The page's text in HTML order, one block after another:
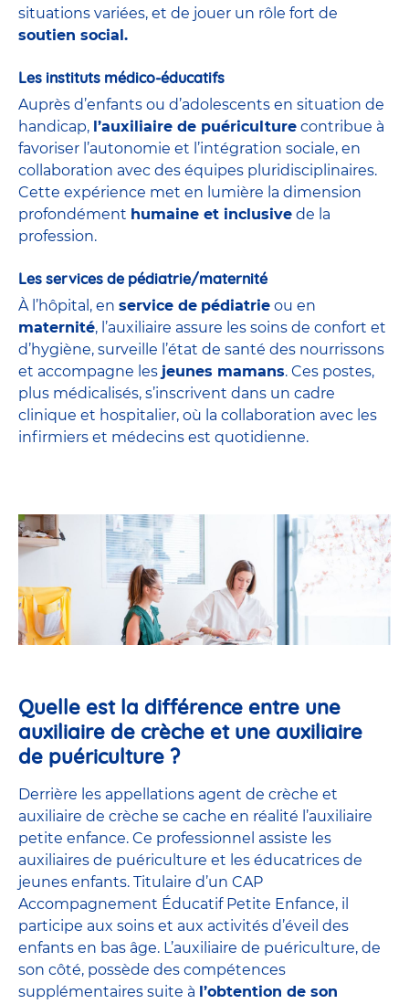
situations variées, et de jouer un rôle fort de
soutien social.
Les instituts médico-éducatifs
Auprès d’enfants ou d’adolescents en situation de
handicap, l’auxiliaire de puériculture contribue à
favoriser l’autonomie et l’intégration sociale, en
collaboration avec des équipes pluridisciplinaires.
Cette expérience met en lumière la dimension
profondément humaine et inclusive de la
profession.
Les services de pédiatrie/maternité
À l’hôpital, en service de pédiatrie ou en
maternité, l’auxiliaire assure les soins de confort et
d’hygiène, surveille l’état de santé des nourrissons
et accompagne les jeunes mamans. Ces postes,
plus médicalisés, s’inscrivent dans un cadre
clinique et hospitalier, où la collaboration avec les
infirmiers et médecins est quotidienne.
Quelle est la différence entre une
auxiliaire de crèche et une auxiliaire
de puériculture ?
Derrière les appellations agent de crèche et
auxiliaire de crèche se cache en réalité l’auxiliaire
petite enfance. Ce professionnel assiste les
auxiliaires de puériculture et les éducatrices de
jeunes enfants. Titulaire d’un CAP
Accompagnement Éducatif Petite Enfance, il
participe aux soins et aux activités d’éveil des
enfants en bas âge. L’auxiliaire de puériculture, de
son côté, possède des compétences
supplémentaires suite à l’obtention de son